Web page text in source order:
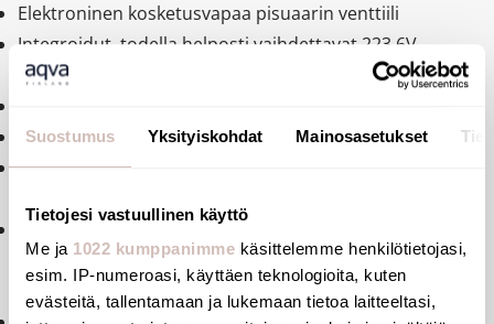
Suostumus Yksityiskohdat Mainosasetukset
Tietojesi vastuullinen käyttö
Me ja 1022 kumppanimme käsittelemme henkilötietojasi,
esim. IP-numeroasi, käyttäen teknologioita, kuten
evästeitä, tallentamaan ja lukemaan tietoa laitteeltasi,
Elektroninen kosketusvapaa pisuaarin venttiili
Integroidut, todella helposti vaihdettavat 223 6V
paristot
Uudelleen aktivoinnin viive 10 sekuntia
3 eri ohjelmaa (huuhtelu säädettävissä
Ruuhkahuuhtelu (DELABIEn patentti): lyhyt huuhtelu
jokaisen käyttäjän jälkeen, isompi huuhtelu, kun
käyntiväli palautuu hitaammaksi